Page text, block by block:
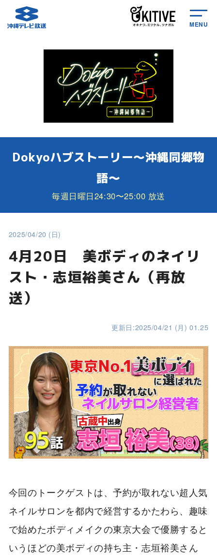
MENU
Dokyoハブストーリー～沖縄同郷物
語～
毎週日曜日24:30〜25:00 放送
2025/04/20 (日)
4月20日 美ボディのネイリ
スト・志垣裕美さん（再放
送）
更新日:2025/04/21 (月) 01.25
今回のトークゲストは、予約が取れない超人気
ネイルサロンを都内で経営するかたわら、趣味
で始めたボディメイクの東京大会で優勝すると
いうほどの美ボディの持ち主・志垣裕美さん